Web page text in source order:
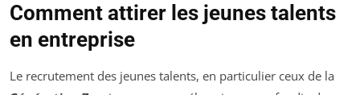
Comment attirer les jeunes talents
en entreprise
Le recrutement des jeunes talents, en particulier ceux de la